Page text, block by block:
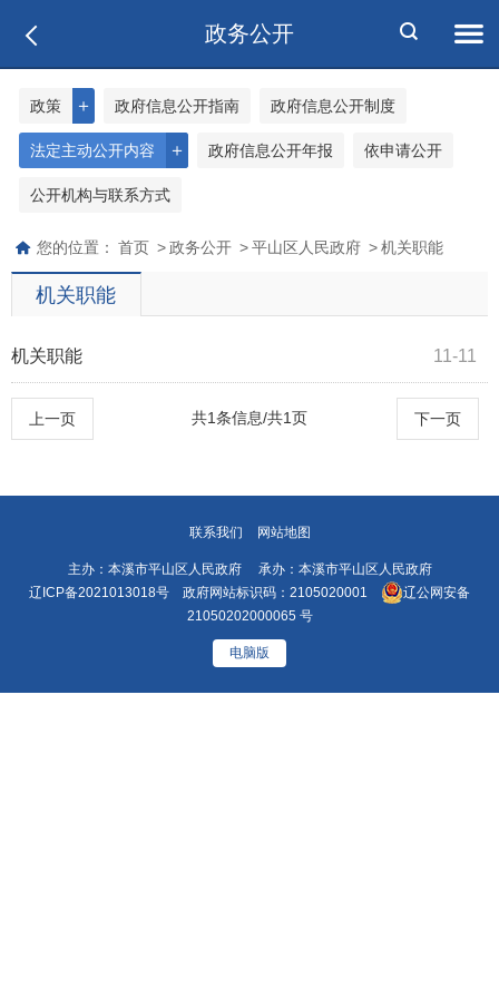
政务公开
＋
政策 政府信息公开指南 政府信息公开制度
＋
法定主动公开内容 政府信息公开年报 依申请公开
公开机构与联系方式
您的位置： 首页 > 政务公开 > 平山区人民政府 > 机关职能
机关职能
11-11
机关职能
上一页 下一页
共1条信息/共1页
联系我们 网站地图
主办：本溪市平山区人民政府 承办：本溪市平山区人民政府
辽ICP备2021013018号 政府网站标识码：2105020001
辽公网安备
21050202000065 号
电脑版